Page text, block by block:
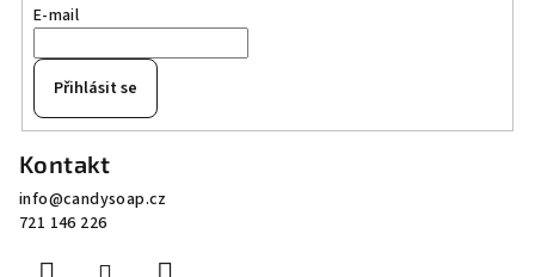
E-mail
Přihlásit se
Kontakt
info@candysoap.cz
721 146 226